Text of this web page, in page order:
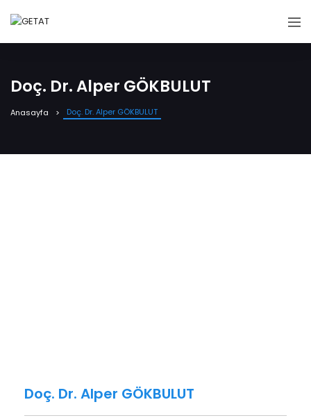
Doç. Dr. Alper GÖKBULUT
Anasayfa Doç. Dr. Alper GÖKBULUT
Doç. Dr. Alper GÖKBULUT